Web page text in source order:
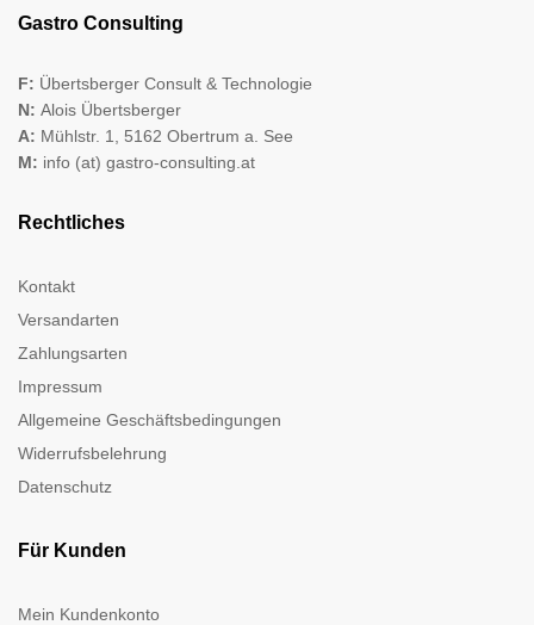
Gastro Consulting
F: Übertsberger Consult & Technologie
N: Alois Übertsberger
A: Mühlstr. 1, 5162 Obertrum a. See
M: info (at) gastro-consulting.at
Rechtliches
Kontakt
Versandarten
Zahlungsarten
Impressum
Allgemeine Geschäftsbedingungen
Widerrufsbelehrung
Datenschutz
Für Kunden
Mein Kundenkonto